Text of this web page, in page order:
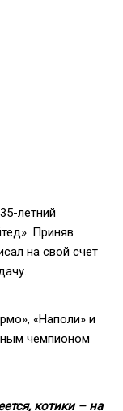
летний
Приняв
на свой счет
«Наполи» и
чемпионом
котики – на